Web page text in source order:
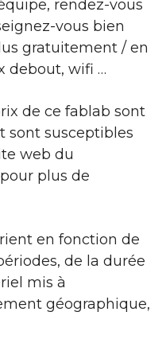
rendez-vous
vous bien
gratuitement / en
debout, wifi …
de ce fablab sont
sont susceptibles
web du
plus de
en fonction de
de la durée
mis à
géographique,